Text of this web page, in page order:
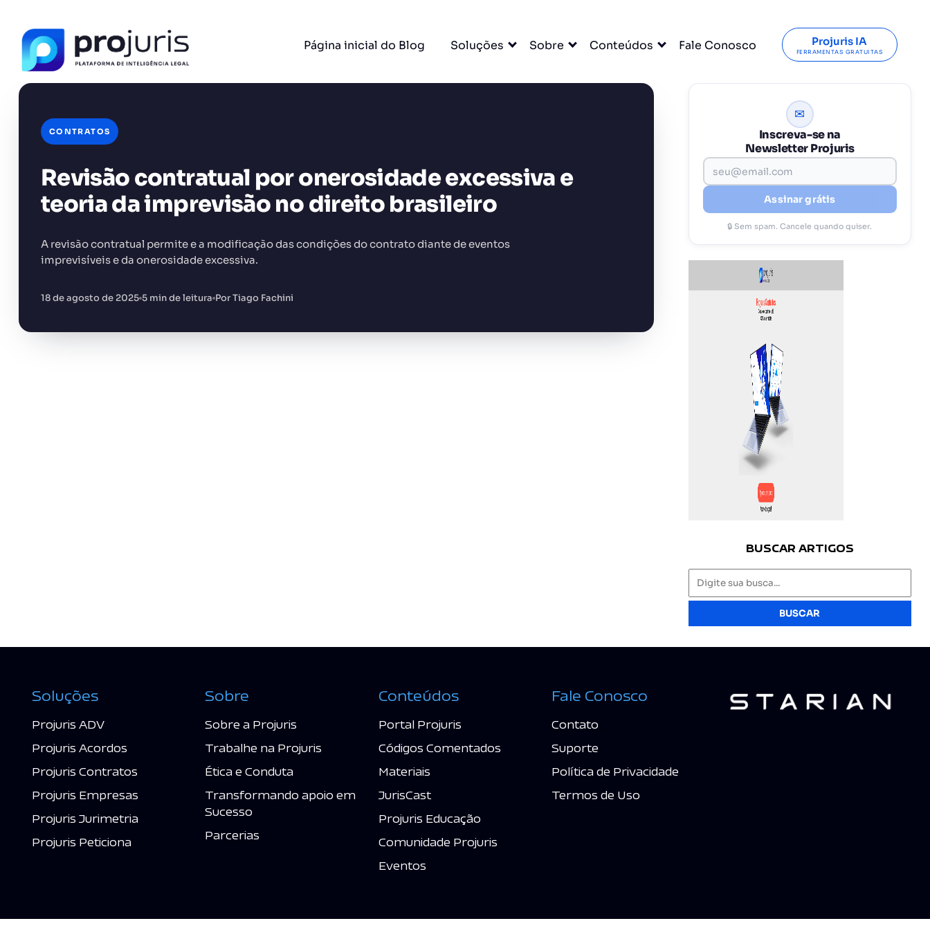
Página inicial do Blog Soluções Sobre Conteúdos Fale Conosco Projuris IA
FERRAMENTAS GRATUITAS
CONTRATOS
Revisão contratual por onerosidade excessiva e
teoria da imprevisão no direito brasileiro
A revisão contratual permite e a modificação das condições do contrato diante de eventos
imprevisíveis e da onerosidade excessiva.
18 de agosto de 2025 5 min de leitura Por Tiago Fachini
✉
Inscreva-se na
Newsletter Projuris
Assinar grátis
🔒 Sem spam. Cancele quando quiser.
BUSCAR ARTIGOS
BUSCAR
Soluções
Projuris ADV
Projuris Acordos
Projuris Contratos
Projuris Empresas
Projuris Jurimetria
Projuris Peticiona
Sobre
Sobre a Projuris
Trabalhe na Projuris
Ética e Conduta
Transformando apoio em
Sucesso
Parcerias
Conteúdos
Portal Projuris
Códigos Comentados
Materiais
JurisCast
Projuris Educação
Comunidade Projuris
Eventos
Fale Conosco
Contato
Suporte
Política de Privacidade
Termos de Uso
FERRAMENTA RECOMENDADA PARA ESTE CONTEÚDO
Tabela de Honorários da OAB